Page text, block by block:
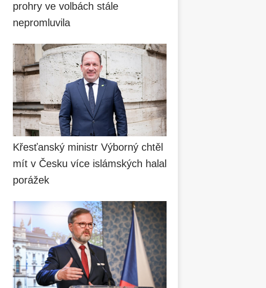
prohry ve volbách stále
nepromluvila
Křesťanský ministr Výborný chtěl
mít v Česku více islámských halal
porážek